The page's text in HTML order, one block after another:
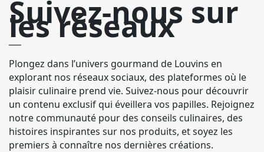
Suivez-nous sur
les réseaux
Plongez dans l’univers gourmand de Louvins en
explorant nos réseaux sociaux, des plateformes où le
plaisir culinaire prend vie. Suivez-nous pour découvrir
un contenu exclusif qui éveillera vos papilles. Rejoignez
notre communauté pour des conseils culinaires, des
histoires inspirantes sur nos produits, et soyez les
premiers à connaître nos dernières créations.